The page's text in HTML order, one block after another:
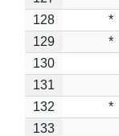
128
*
129
*
130
131
132
*
133